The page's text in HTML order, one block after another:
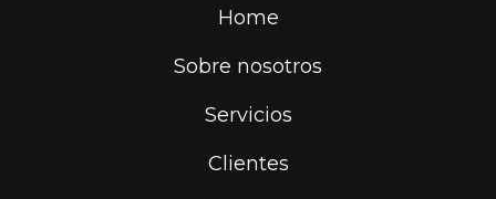
Home
Sobre nosotros
Servicios
Clientes